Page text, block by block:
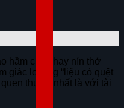
hầm chật, hay nín thở
giác lo lắng “liệu có quệt
thuộc, nhất là với tài